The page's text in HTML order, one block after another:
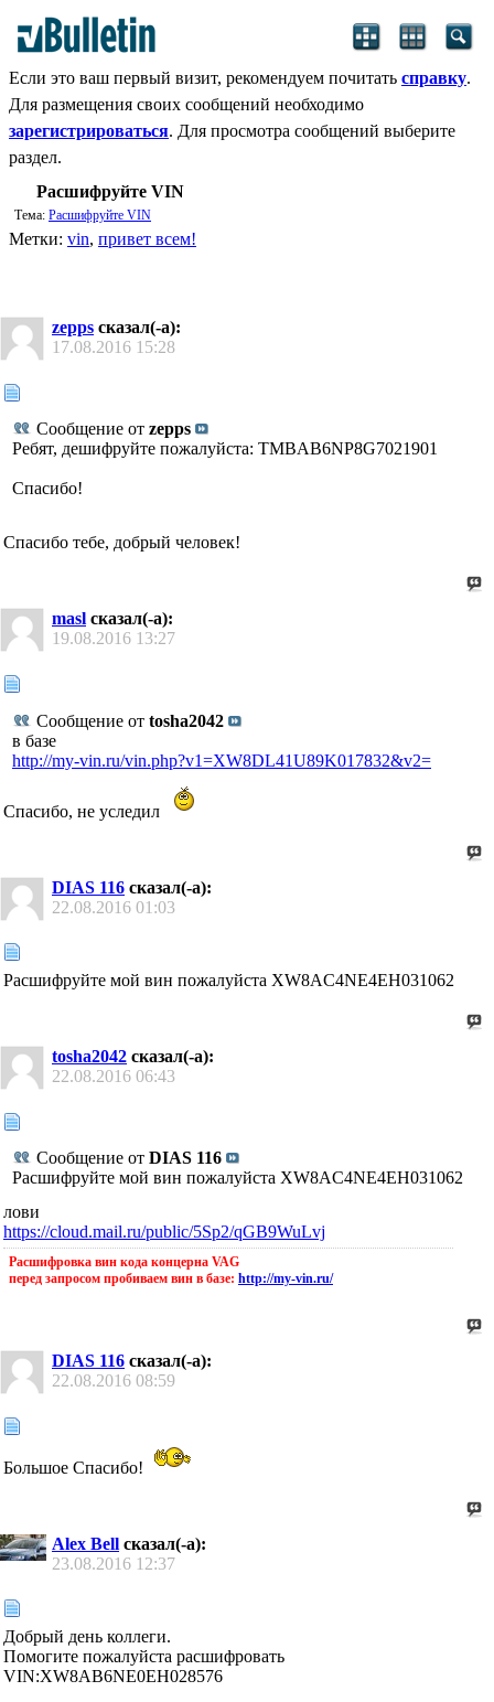
Если это ваш первый визит, рекомендуем почитать справку.
Для размещения своих сообщений необходимо
зарегистрироваться. Для просмотра сообщений выберите
раздел.
Расшифруйте VIN
Тема: Расшифруйте VIN
Метки: vin, привет всем!
zepps сказал(-а):
17.08.2016 15:28
Сообщение от zepps
Ребят, дешифруйте пожалуйста: TMBAB6NP8G7021901
Спасибо!
Спасибо тебе, добрый человек!
masl сказал(-а):
19.08.2016 13:27
Сообщение от tosha2042
в базе
http://my-vin.ru/vin.php?v1=XW8DL41U89K017832&v2=
Спасибо, не уследил
DIAS 116 сказал(-а):
22.08.2016 01:03
Расшифруйте мой вин пожалуйста XW8AC4NE4EH031062
tosha2042 сказал(-а):
22.08.2016 06:43
Сообщение от DIAS 116
Расшифруйте мой вин пожалуйста XW8AC4NE4EH031062
лови
https://cloud.mail.ru/public/5Sp2/qGB9WuLvj
Расшифровка вин кода концерна VAG
перед запросом пробиваем вин в базе: http://my-vin.ru/
DIAS 116 сказал(-а):
22.08.2016 08:59
Большое Спасибо!
Alex Bell сказал(-а):
23.08.2016 12:37
Добрый день коллеги.
Помогите пожалуйста расшифровать
VIN:XW8AB6NE0EH028576